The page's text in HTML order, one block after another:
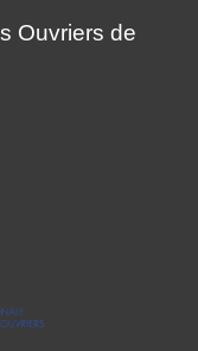
Ouvriers de